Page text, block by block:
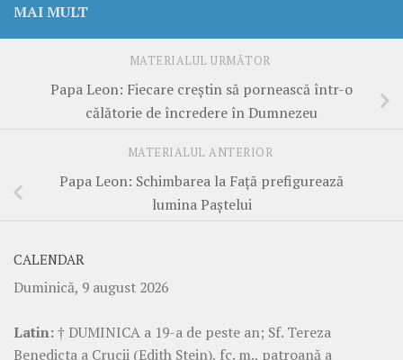
MAI MULT
MATERIALUL URMĂTOR
Papa Leon: Fiecare creștin să pornească într-o
călătorie de încredere în Dumnezeu
MATERIALUL ANTERIOR
Papa Leon: Schimbarea la Față prefigurează
lumina Paștelui
CALENDAR
Duminică, 9 august 2026
Latin:† DUMINICA a 19-a de peste an; Sf. Tereza
Benedicta a Crucii (Edith Stein), fc. m., patroană a